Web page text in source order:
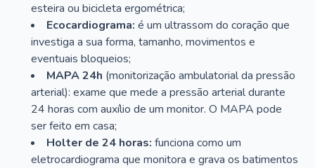
esteira ou bicicleta ergométrica;
Ecocardiograma: é um ultrassom do coração que
investiga a sua forma, tamanho, movimentos e
eventuais bloqueios;
MAPA 24h (monitorização ambulatorial da pressão
arterial): exame que mede a pressão arterial durante
24 horas com auxílio de um monitor. O MAPA pode
ser feito em casa;
Holter de 24 horas: funciona como um
eletrocardiograma que monitora e grava os batimentos